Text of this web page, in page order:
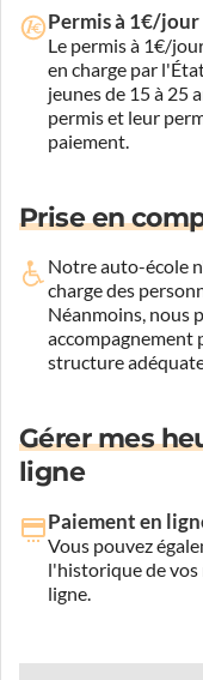
Permis à 1€/jour
Le permis à 1€/
en charge par
jeunes de 15 à 25
permis et leur
paiement.
Prise en
Notre auto-école
charge des
Néanmoins, nous
accompagnement
structure
Gérer mes
ligne
Paiement en
Vous pouvez
l'historique de vos
ligne.